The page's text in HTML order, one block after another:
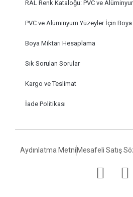
RAL Renk Kataloğu: PVC ve
PVC ve Alüminyum Yüzeyler İçin
Boya Miktarı Hesaplama
Sık Sorulan Sorular
Kargo ve Teslimat
İade Politikası
Aydınlatma Metni Mesafeli Satış